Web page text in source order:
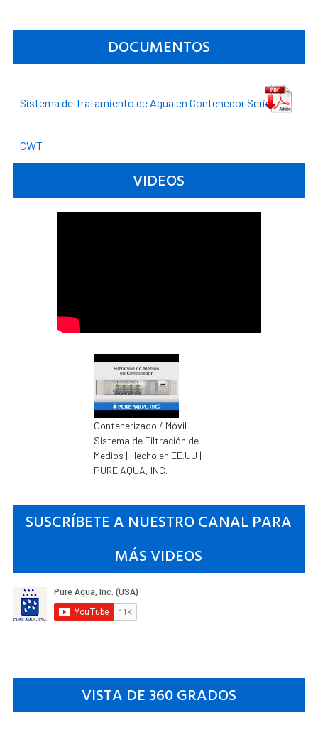
DOCUMENTOS
Sistema de Tratamiento de Agua en Contenedor Serie
CWT
VIDEOS
Contenerizado / Móvil
Sistema de Filtración de
Medios | Hecho en EE.UU |
PURE AQUA, INC.
SUSCRÍBETE A NUESTRO CANAL PARA
MÁS VIDEOS
VISTA DE 360 GRADOS